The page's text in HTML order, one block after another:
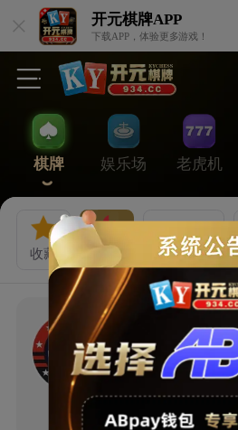
开元棋牌APP
下载APP，体验更多游戏！
棋牌 娱乐场 老虎机
收藏 热门 开元棋牌
21 点 抢庄牛牛